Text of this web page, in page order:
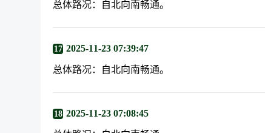
总体路况：自北向南畅通。
17 2025-11-23 07:39:47
总体路况：自北向南畅通。
18 2025-11-23 07:08:45